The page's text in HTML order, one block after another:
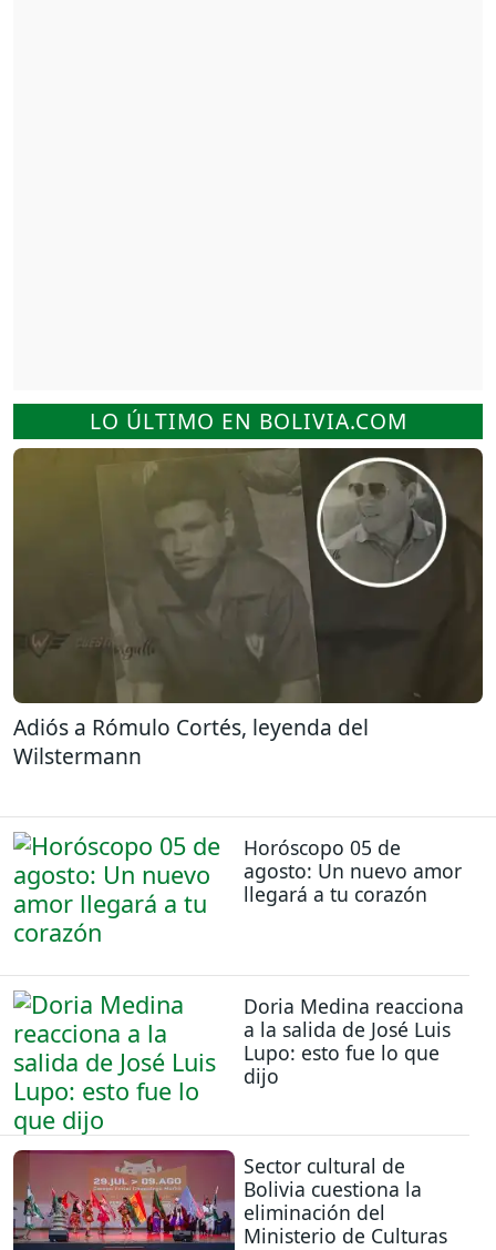
LO ÚLTIMO EN BOLIVIA.COM
Adiós a Rómulo Cortés, leyenda del
Wilstermann
Horóscopo 05 de
agosto: Un nuevo amor
llegará a tu corazón
Doria Medina reacciona
a la salida de José Luis
Lupo: esto fue lo que
dijo
Sector cultural de
Bolivia cuestiona la
eliminación del
Ministerio de Culturas